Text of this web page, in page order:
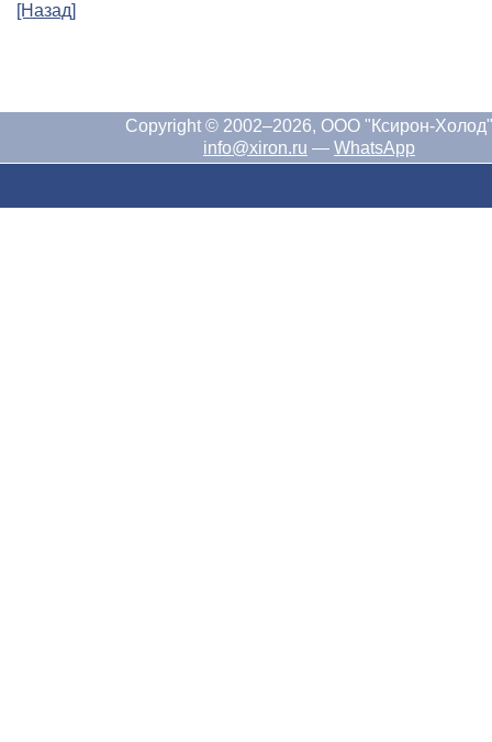
[Назад]
Copyright © 2002–2026, ООО "Ксирон-Холод"
info@xiron.ru — WhatsApp